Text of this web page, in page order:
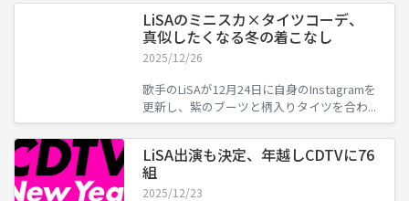
LiSAのミニスカ×タイツコーデ、
真似したくなる冬の着こなし
2025/12/26
歌手のLiSAが12月24日に自身のInstagramを
更新し、紫のブーツと柄入りタイツを合わ...
LiSA出演も決定、年越しCDTVに76
組
2025/12/23